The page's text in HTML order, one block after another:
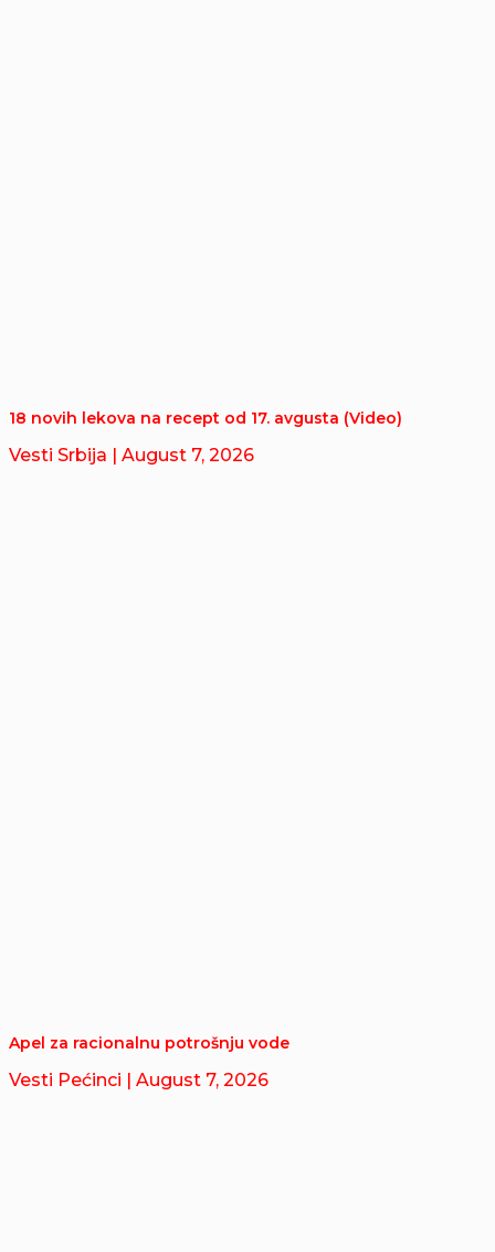
18 novih lekova na recept od 17. avgusta (Video)
Vesti Srbija | August 7, 2026
Apel za racionalnu potrošnju vode
Vesti Pećinci | August 7, 2026